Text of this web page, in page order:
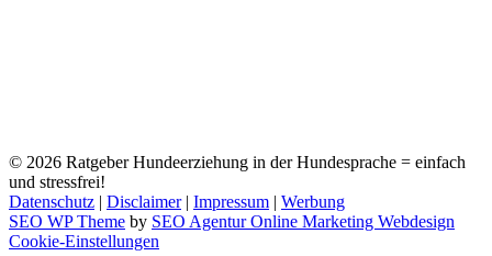
© 2026 Ratgeber Hundeerziehung in der Hundesprache = einfach
und stressfrei!
Datenschutz | Disclaimer| Impressum | Werbung
SEO WP Theme by SEO Agentur Online Marketing Webdesign
Nach
Cookie-Einstellungen